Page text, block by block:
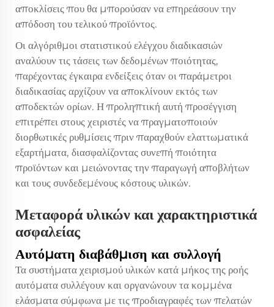
αποκλίσεις που θα μπορούσαν να επηρεάσουν την
απόδοση του τελικού προϊόντος.
Οι αλγόριθμοι στατιστικού ελέγχου διαδικασιών
αναλύουν τις τάσεις των δεδομένων ποιότητας,
παρέχοντας έγκαιρα ενδείξεις όταν οι παράμετροι
διαδικασίας αρχίζουν να αποκλίνουν εκτός των
αποδεκτών ορίων. Η προληπτική αυτή προσέγγιση
επιτρέπει στους χειριστές να πραγματοποιούν
διορθωτικές ρυθμίσεις πριν παραχθούν ελαττωματικά
εξαρτήματα, διασφαλίζοντας συνεπή ποιότητα
προϊόντων και μειώνοντας την παραγωγή αποβλήτων
και τους συνδεδεμένους κόστους υλικών.
Μεταφορά υλικών και χαρακτηριστικά
ασφαλείας
Αυτόματη διαβάθμιση και συλλογή
Τα συστήματα χειρισμού υλικών κατά μήκος της ροής
αυτόματα συλλέγουν και οργανώνουν τα κομμένα
ελάσματα σύμφωνα με τις προδιαγραφές των πελατών